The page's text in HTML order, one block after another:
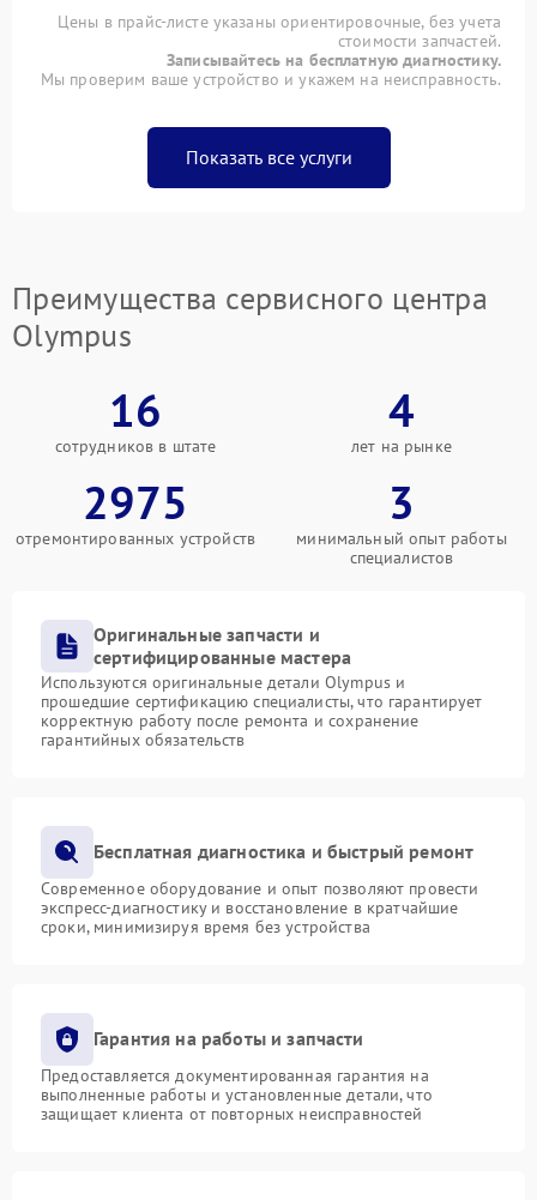
Цены в прайс-листе указаны ориентировочные, без учета
стоимости запчастей.
Записывайтесь на бесплатную диагностику.
Мы проверим ваше устройство и укажем на неисправность.
Показать все услуги
Преимущества сервисного центра
Olympus
16
сотрудников в штате
4
лет на рынке
2975
отремонтированных устройств
3
минимальный опыт работы
специалистов
Оригинальные запчасти и
сертифицированные мастера
Используются оригинальные детали Olympus и
прошедшие сертификацию специалисты, что гарантирует
корректную работу после ремонта и сохранение
гарантийных обязательств
Бесплатная диагностика и быстрый ремонт
Современное оборудование и опыт позволяют провести
экспресс-диагностику и восстановление в кратчайшие
сроки, минимизируя время без устройства
Гарантия на работы и запчасти
Предоставляется документированная гарантия на
выполненные работы и установленные детали, что
защищает клиента от повторных неисправностей